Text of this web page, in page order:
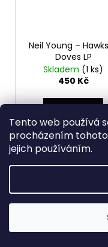
Tento web používá
procházením
jejich používáním.
Neil Young –
Doves LP
Skladem (1 ks)
450 Kč
LP
Reprise Records –
109, Germany,